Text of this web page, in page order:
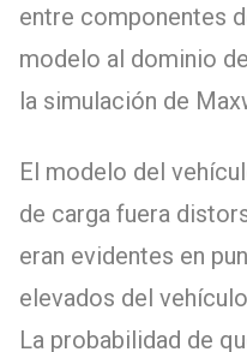
entre componentes
modelo al dominio
la simulación de
El modelo del
de carga fuera
eran evidentes en
elevados del
La probabilidad de